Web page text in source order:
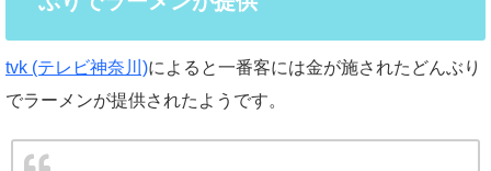
tvk (テレビ神奈川)によると一番客には金が施されたどんぶり
でラーメンが提供されたようです。